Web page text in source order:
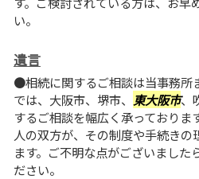
い。
遺言
●相続に関するご相談は当事務所
では、大阪市、堺市、 東大阪市、
するご相談を幅広く承っておりま
人の双方が、その制度や手続きの
ます。ご不明な点がございました
ださい。